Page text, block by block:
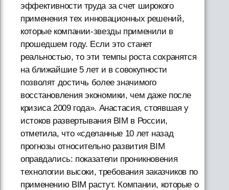
эффективности труда за счет широкого
применения тех инновационных решений,
которые компании-звезды применили в
прошедшем году. Если это станет
реальностью, то эти темпы роста сохранятся
на ближайшие 5 лет и в совокупности
позволят достичь более значимого
восстановления экономики, чем даже после
кризиса 2009 года». Анастасия, стоявшая у
истоков развертывания BIM в России,
отметила, что «сделанные 10 лет назад
прогнозы относительно развития BIM
оправдались: показатели проникновения
технологии высоки, требования заказчиков по
применению BIM растут. Компании, которые о